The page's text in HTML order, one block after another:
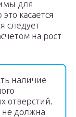
для
касается
следует
на рост
наличие
отверстий.
не должна